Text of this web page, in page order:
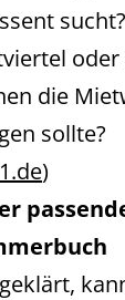
die
sollte?
)